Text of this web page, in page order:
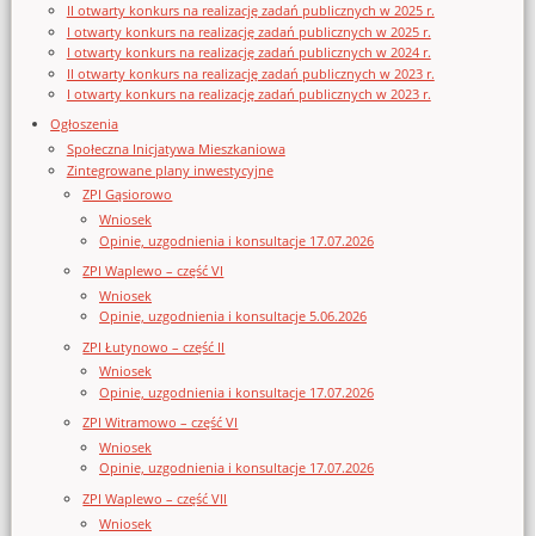
II otwarty konkurs na realizację zadań publicznych w 2025 r.
I otwarty konkurs na realizację zadań publicznych w 2025 r.
I otwarty konkurs na realizację zadań publicznych w 2024 r.
II otwarty konkurs na realizację zadań publicznych w 2023 r.
I otwarty konkurs na realizację zadań publicznych w 2023 r.
Ogłoszenia
Społeczna Inicjatywa Mieszkaniowa
Zintegrowane plany inwestycyjne
ZPI Gąsiorowo
Wniosek
Opinie, uzgodnienia i konsultacje 17.07.2026
ZPI Waplewo – część VI
Wniosek
Opinie, uzgodnienia i konsultacje 5.06.2026
ZPI Łutynowo – część II
Wniosek
Opinie, uzgodnienia i konsultacje 17.07.2026
ZPI Witramowo – część VI
Wniosek
Opinie, uzgodnienia i konsultacje 17.07.2026
ZPI Waplewo – część VII
Wniosek